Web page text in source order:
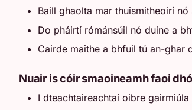
Baill ghaolta mar thuismitheoirí nó
Do pháirtí rómánsúil nó duine a
Cairde maithe a bhfuil tú an-ghar
Nuair is cóir smaoineamh faoi dhó
I dteachtaireachtaí oibre